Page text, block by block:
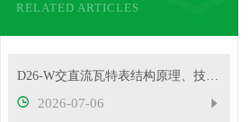
RELATED ARTICLES
D26-W交直流瓦特表结构原理、技术特性及工程应用解析
2026-07-06